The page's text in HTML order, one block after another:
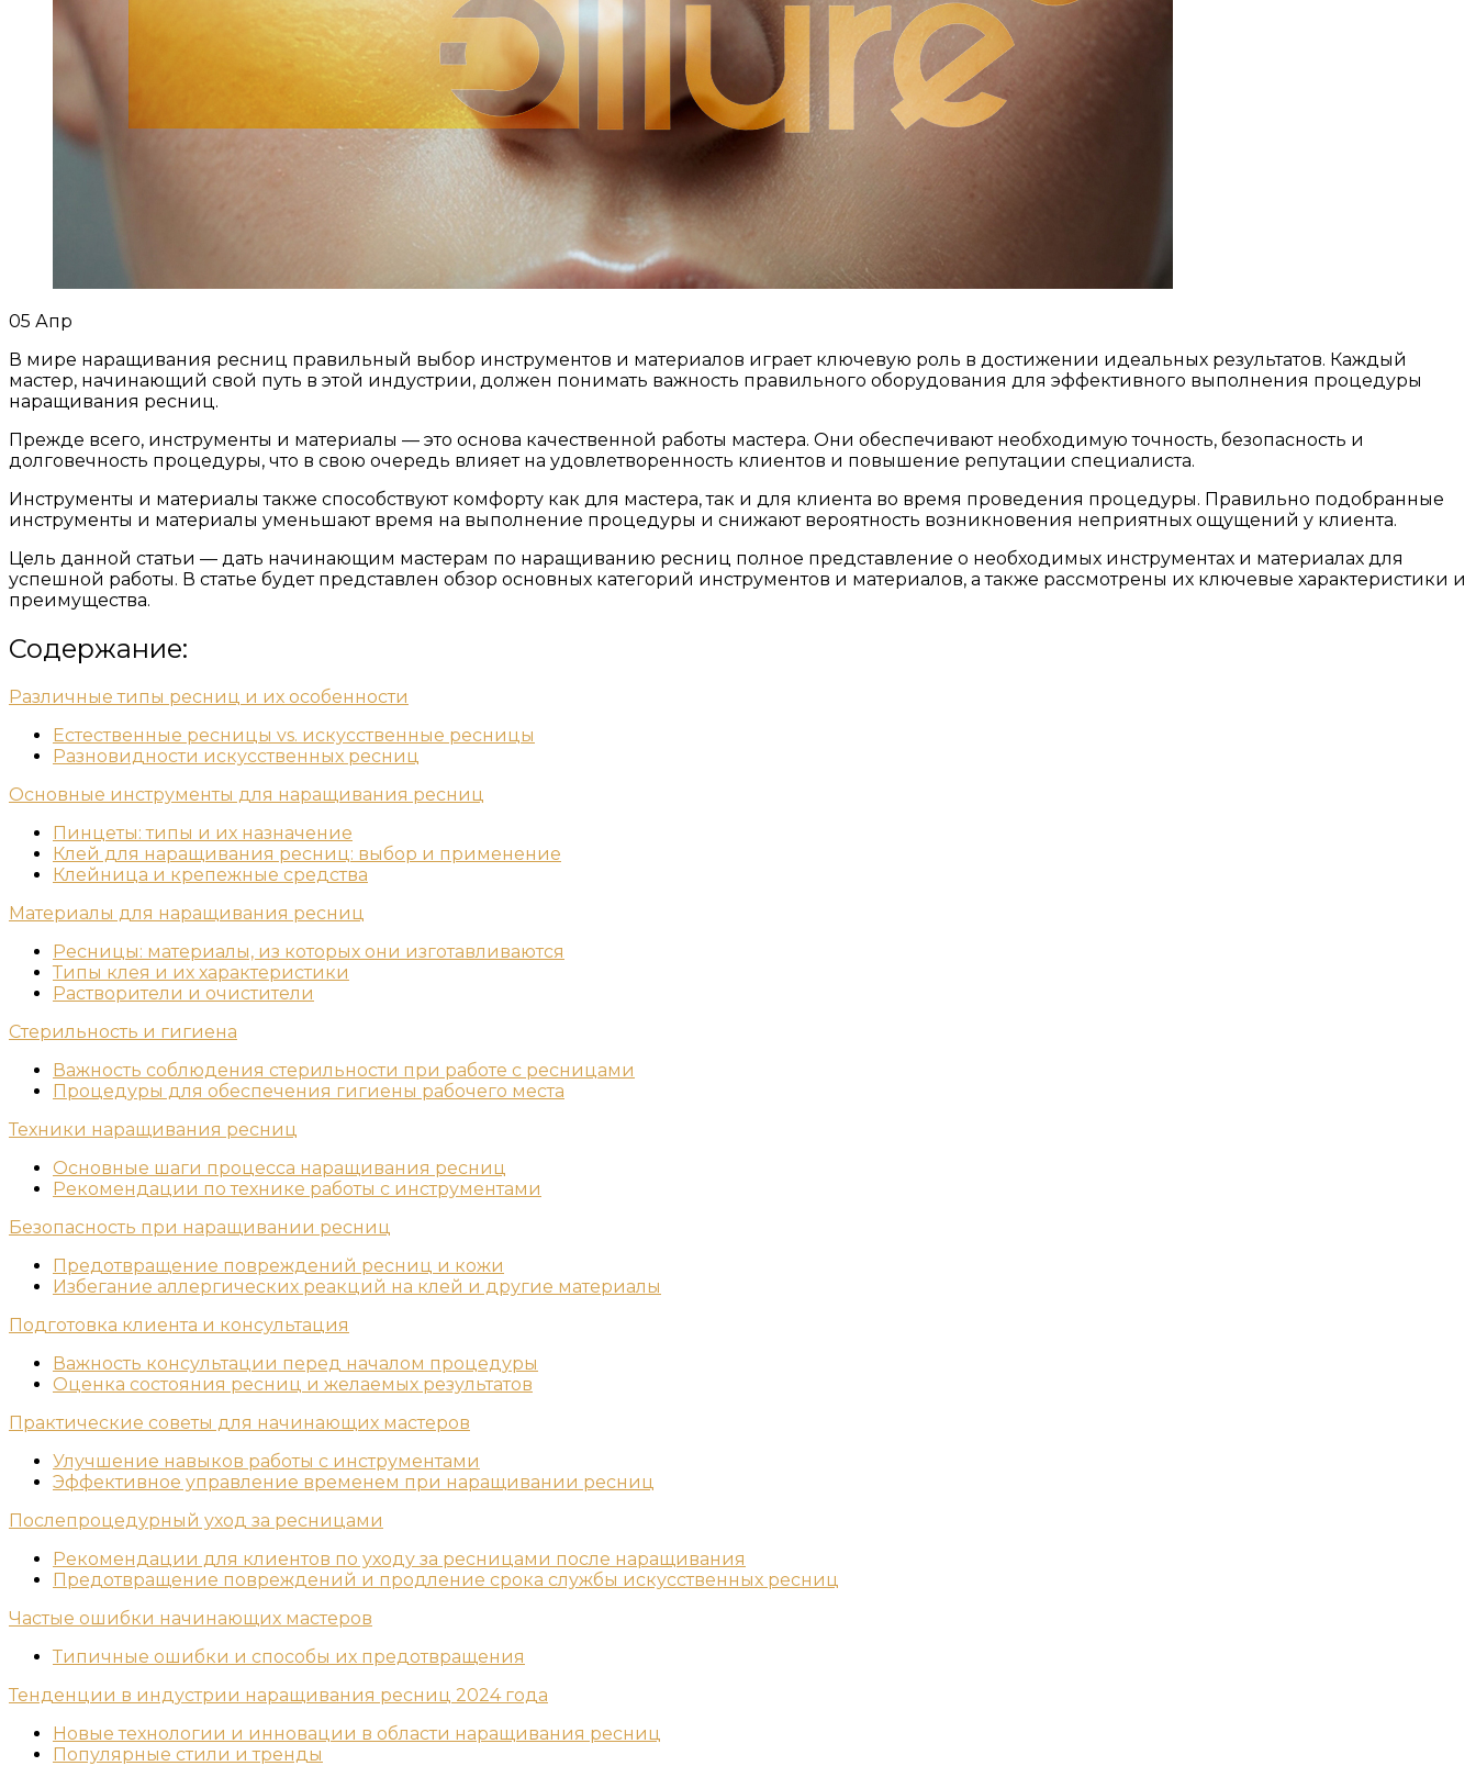
05 Апр
В мире наращивания ресниц правильный выбор инструментов и материалов играет ключевую роль в достижении идеальных результатов. Каждый
мастер, начинающий свой путь в этой индустрии, должен понимать важность правильного оборудования для эффективного выполнения процедуры
наращивания ресниц.
Прежде всего, инструменты и материалы — это основа качественной работы мастера. Они обеспечивают необходимую точность, безопасность и
долговечность процедуры, что в свою очередь влияет на удовлетворенность клиентов и повышение репутации специалиста.
Инструменты и материалы также способствуют комфорту как для мастера, так и для клиента во время проведения процедуры. Правильно подобранные
инструменты и материалы уменьшают время на выполнение процедуры и снижают вероятность возникновения неприятных ощущений у клиента.
Цель данной статьи — дать начинающим мастерам по наращиванию ресниц полное представление о необходимых инструментах и материалах для
успешной работы. В статье будет представлен обзор основных категорий инструментов и материалов, а также рассмотрены их ключевые характеристики и
преимущества.
Содержание:
Различные типы ресниц и их особенности
Естественные ресницы vs. искусственные ресницы
Разновидности искусственных ресниц
Основные инструменты для наращивания ресниц
Пинцеты: типы и их назначение
Клей для наращивания ресниц: выбор и применение
Клейница и крепежные средства
Материалы для наращивания ресниц
Ресницы: материалы, из которых они изготавливаются
Типы клея и их характеристики
Растворители и очистители
Стерильность и гигиена
Важность соблюдения стерильности при работе с ресницами
Процедуры для обеспечения гигиены рабочего места
Техники наращивания ресниц
Основные шаги процесса наращивания ресниц
Рекомендации по технике работы с инструментами
Безопасность при наращивании ресниц
Предотвращение повреждений ресниц и кожи
Избегание аллергических реакций на клей и другие материалы
Подготовка клиента и консультация
Важность консультации перед началом процедуры
Оценка состояния ресниц и желаемых результатов
Практические советы для начинающих мастеров
Улучшение навыков работы с инструментами
Эффективное управление временем при наращивании ресниц
Послепроцедурный уход за ресницами
Рекомендации для клиентов по уходу за ресницами после наращивания
Предотвращение повреждений и продление срока службы искусственных ресниц
Частые ошибки начинающих мастеров
Типичные ошибки и способы их предотвращения
Тенденции в индустрии наращивания ресниц 2024 года
Новые технологии и инновации в области наращивания ресниц
Популярные стили и тренды